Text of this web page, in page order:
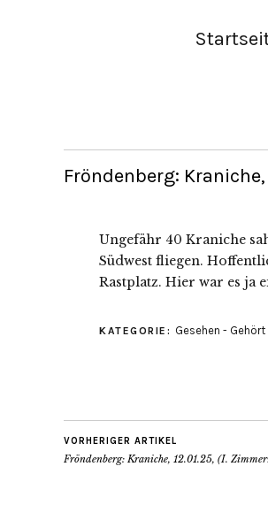
Fröndenberg:
Ungefähr 40 Kraniche
Südwest fliegen.
Rastplatz. Hier war es ja
KATEGORIE: Gesehen - Gehört
VORHERIGER ARTIKEL
Fröndenberg: Kraniche, 12.01.25, (I.